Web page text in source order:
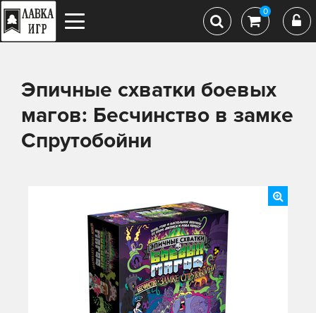
0
Эпичные схватки боевых
магов: Бесчинство в замке
Спрутобойни